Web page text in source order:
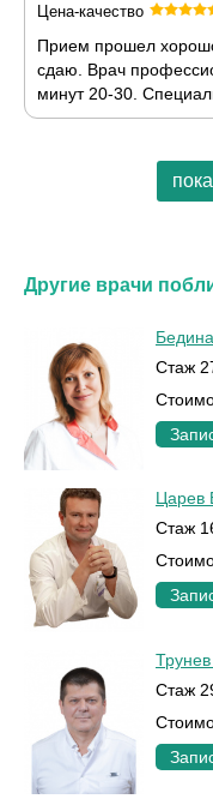
Цена-качество
Прием прошел
сдаю. Врач
минут 20-30.
Другие врачи
Стаж
Царев
Стаж
Стаж